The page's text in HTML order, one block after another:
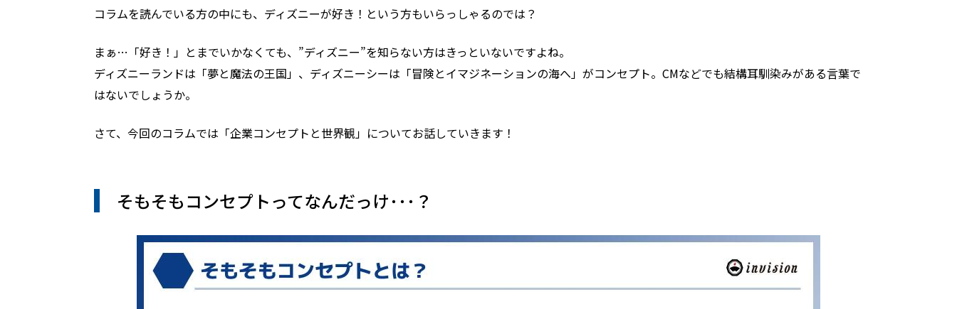
コラムを読んでいる方の中にも、ディズニーが好き！という方もいらっしゃるのでは？
まぁ…「好き！」とまでいかなくても、”ディズニー”を知らない方はきっといないですよね。
ディズニーランドは「夢と魔法の王国」、ディズニーシーは「冒険とイマジネーションの海へ」がコンセプト。CMなどでも結構耳馴染みがある言葉で
はないでしょうか。
さて、今回のコラムでは「企業コンセプトと世界観」についてお話していきます！
そもそもコンセプトってなんだっけ･･･？